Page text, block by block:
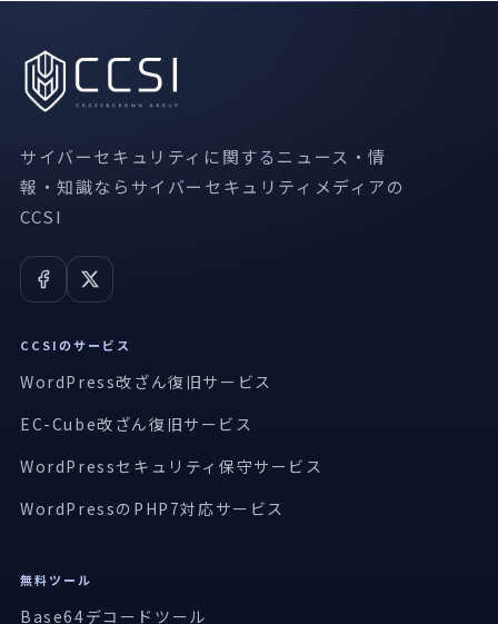
サイバーセキュリティに関するニュース・情
報・知識ならサイバーセキュリティメディアの
CCSI
CCSIのサービス
WordPress改ざん復旧サービス
EC-Cube改ざん復旧サービス
WordPressセキュリティ保守サービス
WordPressのPHP7対応サービス
無料ツール
Base64デコードツール